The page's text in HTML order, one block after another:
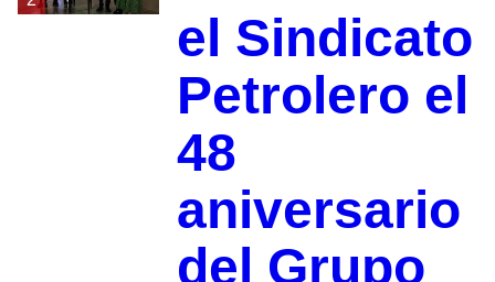
el Sindicato
Petrolero el
48
aniversario
del Grupo